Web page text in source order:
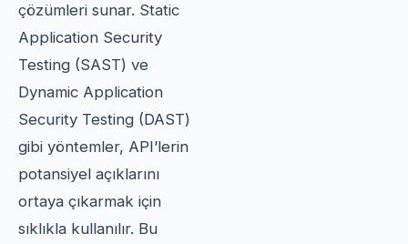
çözümleri sunar. Static
Application Security
Testing (SAST) ve
Dynamic Application
Security Testing (DAST)
gibi yöntemler, API’lerin
potansiyel açıklarını
ortaya çıkarmak için
sıklıkla kullanılır. Bu